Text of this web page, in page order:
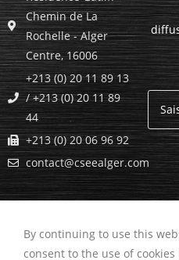
Chemin de La
Rochelle - Alger
Centre, 16006
+213 (0) 20 11 89 13
/ +213 (0) 20 11 89
44
+213 (0) 20 06 96 92
contact@cseealger.com
By continuing to use this
consent to the use of cookies